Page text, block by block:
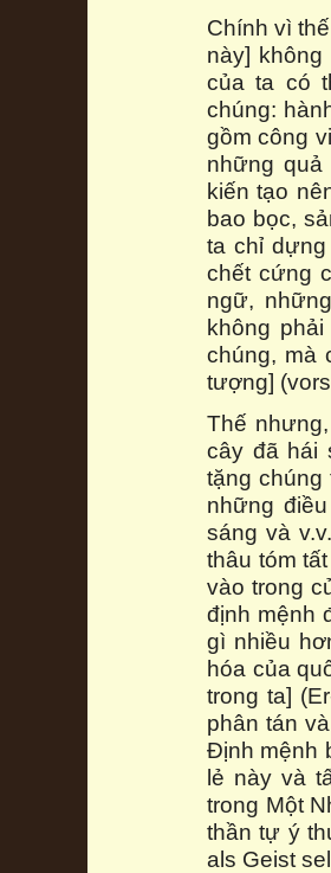
Chính vì
này]
của ta có
chúng:
gồm công
những
kiến tạo
bao bọc,
ta chỉ
chết cứng
ngữ,
không
chúng, mà
tượng]
Thế
cây đã hái
tặng
những
sáng và
thâu tóm
vào trong
định mệnh
gì nhiều
hóa của
trong ta]
phân tán
Định mệnh
lẻ này và
trong Một
thần tự ý
als Geist